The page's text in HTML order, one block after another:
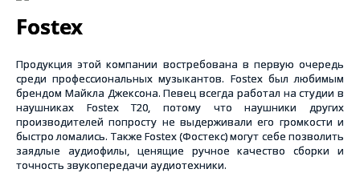
Телефон
Отправить
Fostex
Продукция этой компании востребована в первую очередь
среди профессиональных музыкантов. Fostex был любимым
брендом Майкла Джексона. Певец всегда работал на студии в
наушниках Fostex Т20, потому что наушники других
производителей попросту не выдерживали его громкости и
быстро ломались. Также Fostex (Фостекс) могут себе позволить
заядлые аудиофилы, ценящие ручное качество сборки и
точность звукопередачи аудиотехники.